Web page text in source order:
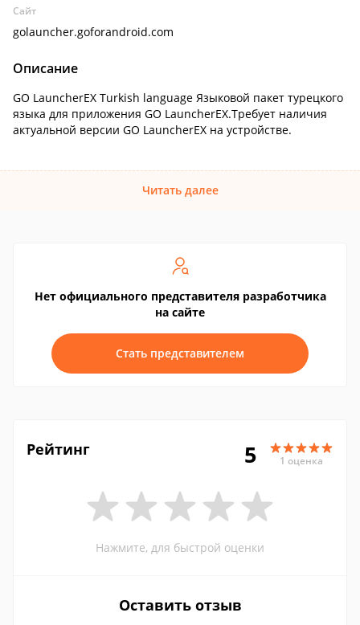
Сайт
golauncher.goforandroid.com
Описание
GO LauncherEX Turkish language Языковой пакет турецкого
языка для приложения GO LauncherEX.Требует наличия
актуальной версии GO LauncherEX на устройстве.
Читать далее
Нет официального представителя разработчика
на сайте
Стать представителем
Рейтинг 5 1 оценка
Нажмите, для быстрой оценки
Оставить отзыв